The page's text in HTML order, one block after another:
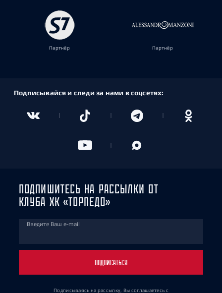
Партнёр Партнёр
Подписывайся и следи за нами в соцсетях:
ПОДПИШИТЕСЬ НА РАССЫЛКИ ОТ
КЛУБА ХК «ТОРПЕДО»
Введите Ваш e-mail
ПОДПИСАТЬСЯ
Подписываясь на рассылку, Вы соглашаетесь с